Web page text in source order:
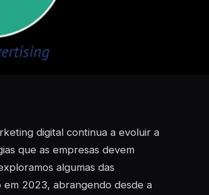
digital continua a evoluir a
que as empresas devem
algumas das
2023, abrangendo desde a